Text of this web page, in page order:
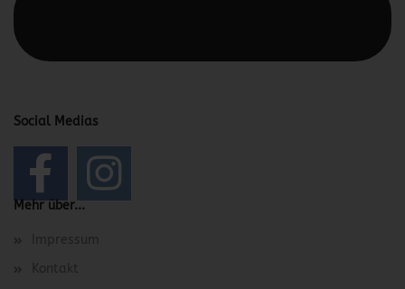
Social Medias
Mehr über...
Impressum
Kontakt